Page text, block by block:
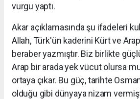
vurgu yaptı.
Akar açıklamasında şu ifadeleri
Allah, Türk'ün kaderini Kürt ve
beraber yazmıştır. Biz birlikte
Arap bir arada yek vücut olursa
ortaya çıkar. Bu güç, tarihte
olduğu gibi dünyaya nizam